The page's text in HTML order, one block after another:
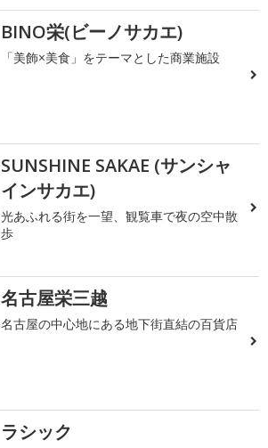
BINO栄(ビーノサカエ)
「美飾×美食」をテーマとした商業施設
SUNSHINE SAKAE (サンシャ
インサカエ)
光あふれる街を一望、観覧車で夜の空中散
歩
名古屋栄三越
名古屋の中心地にある地下街直結の百貨店
ラシック